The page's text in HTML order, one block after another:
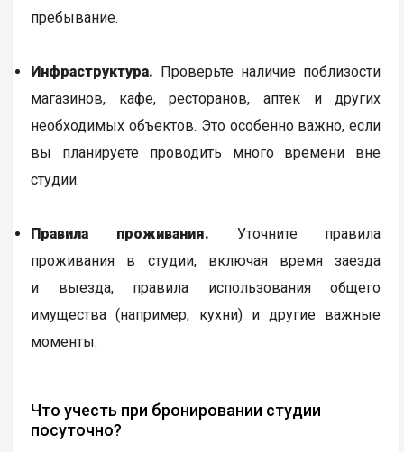
пребывание.
Инфраструктура. Проверьте наличие поблизости
магазинов, кафе, ресторанов, аптек и других
необходимых объектов. Это особенно важно, если
вы планируете проводить много времени вне
студии.
Правила проживания. Уточните правила
проживания в студии, включая время заезда
и выезда, правила использования общего
имущества (например, кухни) и другие важные
моменты.
Что учесть при бронировании студии
посуточно?